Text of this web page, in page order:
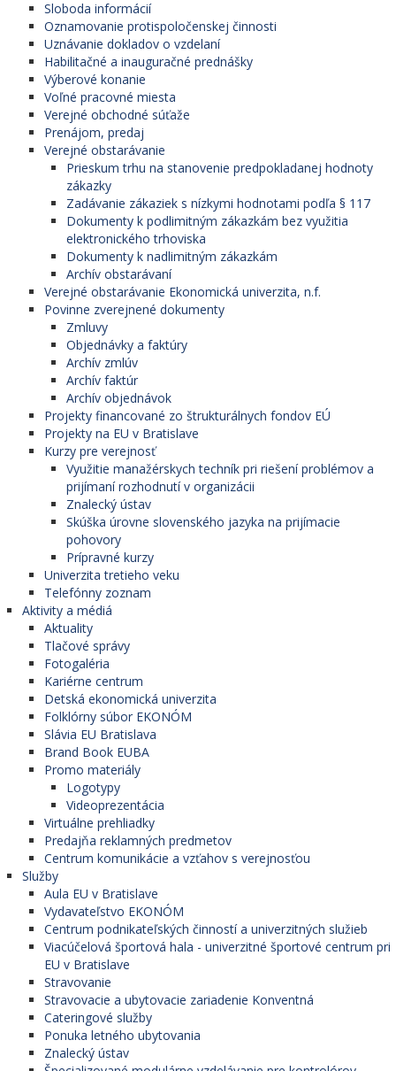
Sloboda informácií
Oznamovanie protispoločenskej činnosti
Uznávanie dokladov o vzdelaní
Habilitačné a inauguračné prednášky
Výberové konanie
Voľné pracovné miesta
Verejné obchodné súťaže
Prenájom, predaj
Verejné obstarávanie
Prieskum trhu na stanovenie predpokladanej hodnoty
zákazky
Zadávanie zákaziek s nízkymi hodnotami podľa § 117
Dokumenty k podlimitným zákazkám bez využitia
elektronického trhoviska
Dokumenty k nadlimitným zákazkám
Archív obstarávaní
Verejné obstarávanie Ekonomická univerzita, n.f.
Povinne zverejnené dokumenty
Zmluvy
Objednávky a faktúry
Archív zmlúv
Archív faktúr
Archív objednávok
Projekty financované zo štrukturálnych fondov EÚ
Projekty na EU v Bratislave
Kurzy pre verejnosť
Využitie manažérskych techník pri riešení problémov a
prijímaní rozhodnutí v organizácii
Znalecký ústav
Skúška úrovne slovenského jazyka na prijímacie
pohovory
Prípravné kurzy
Univerzita tretieho veku
Telefónny zoznam
Aktivity a médiá
Aktuality
Tlačové správy
Fotogaléria
Kariérne centrum
Detská ekonomická univerzita
Folklórny súbor EKONÓM
Slávia EU Bratislava
Brand Book EUBA
Promo materiály
Logotypy
Videoprezentácia
Virtuálne prehliadky
Predajňa reklamných predmetov
Centrum komunikácie a vzťahov s verejnosťou
Služby
Aula EU v Bratislave
Vydavateľstvo EKONÓM
Centrum podnikateľských činností a univerzitných služieb
Viacúčelová športová hala - univerzitné športové centrum pri
EU v Bratislave
Stravovanie
Stravovacie a ubytovacie zariadenie Konventná
Cateringové služby
Ponuka letného ubytovania
Znalecký ústav